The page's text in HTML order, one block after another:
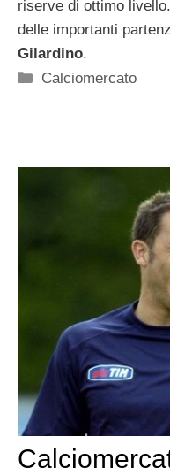
riserve di ottimo
delle importanti
Gilardino.
Categorie
Calciomercato